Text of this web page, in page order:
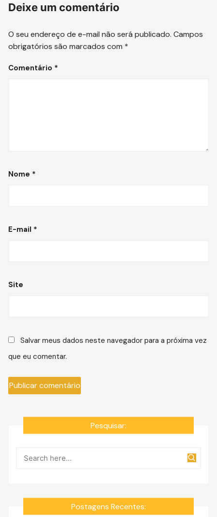
Deixe um comentário
O seu endereço de e-mail não será publicado. Campos
obrigatórios são marcados com *
Comentário *
Nome *
E-mail *
Site
Salvar meus dados neste navegador para a próxima vez
que eu comentar.
Pesquisar:
Postagens Recentes: